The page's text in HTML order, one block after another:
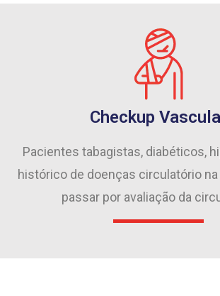
Checkup
Pacientes tabagistas, diabéticos,
histórico de doenças circulatório
passar por avaliação da